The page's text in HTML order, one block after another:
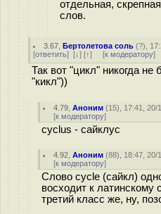
отдельная,
слов.
3.67 ,Бертолетова соль (?),
[ответить] [↓] [↑] [к модератору]
Так вот "цикл" никогда
"кикл"))
4.79 ,Аноним (15), 17:41, 20/
[к модератору]
cyclus - сайклус
4.92 ,Аноним (88), 18:47, 20/
[к модератору]
Слово cycle (сайкл)
восходит к латинскому
третий класс же, ну,